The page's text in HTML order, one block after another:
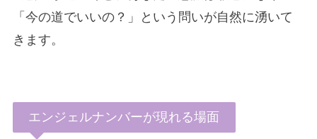
「今の道でいいの？」という問いが自然に湧いて
きます。
エンジェルナンバーが現れる場面